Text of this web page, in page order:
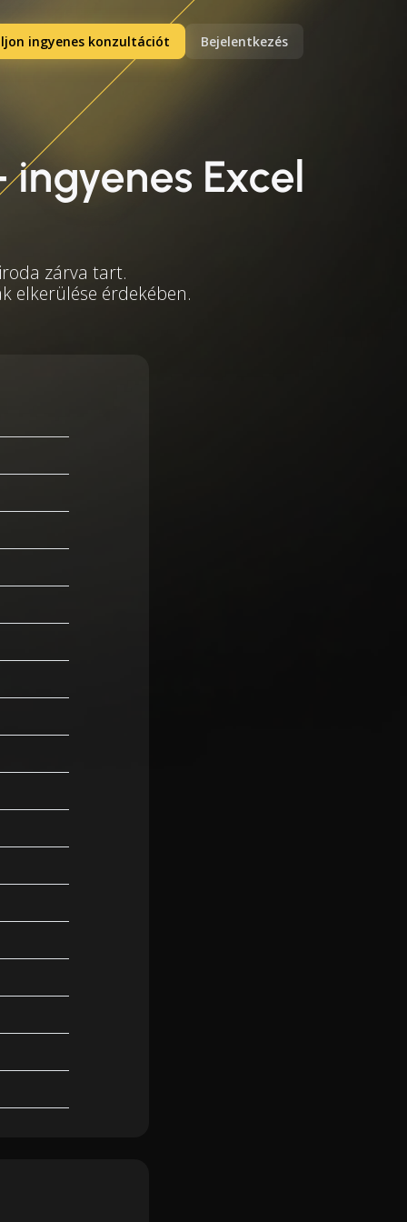
ingyenes konzultációt Bejelentkezés
Excel
zárva tart.
elkerülése érdekében.